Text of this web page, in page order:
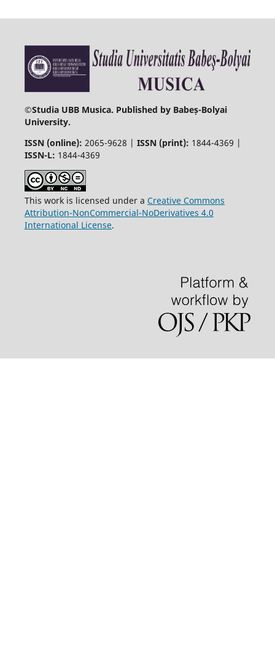
©Studia UBB Musica. Published by Babeș-Bolyai
University.
ISSN (online): 2065-9628 | ISSN (print): 1844-4369 |
ISSN-L: 1844-4369
This work is licensed under a Creative Commons
Attribution-NonCommercial-NoDerivatives 4.0
International License.